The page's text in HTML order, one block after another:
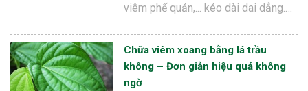
viêm phế quản,... kéo dài dai dẳng.…
Chữa viêm xoang bằng lá trầu
không – Đơn giản hiệu quả không
ngờ